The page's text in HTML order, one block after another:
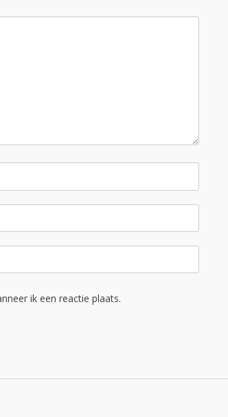
ik een reactie plaats.